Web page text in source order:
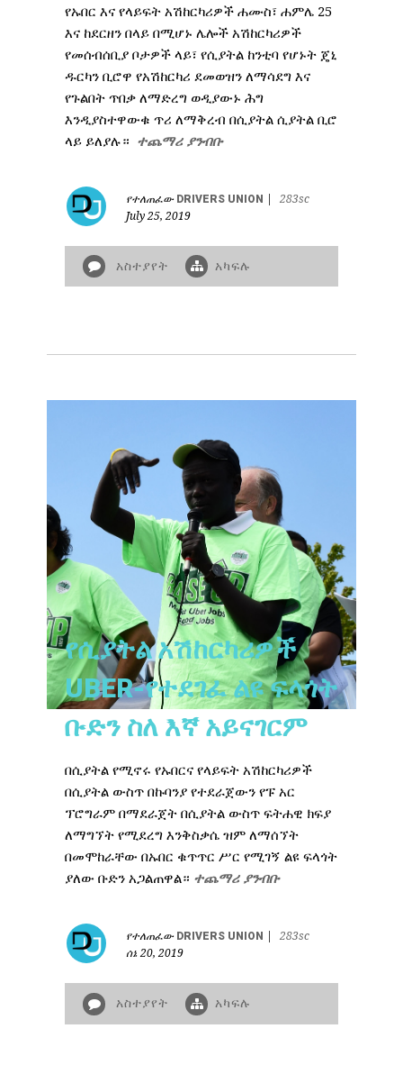
የኡበር እና የላይፍት አሽከርካሪዎች ሐሙስ፣ ሐምሌ 25
እና ከደርዘን በላይ በሚሆኑ ሌሎች አሽከርካሪዎች
የመሰብሰቢያ ቦታዎች ላይ፣ የሲያትል ከንቲባ የሆኑት ጄኒ
ዱርካን ቢሮዋ የአሽከርካሪ ደመወዝን ለማሳደግ እና
የጉልበት ጥበቃ ለማድረግ ወዲያውኑ ሕግ
እንዲያስተዋውቁ ጥሪ ለማቅረብ በሲያትል ሲያትል ቢሮ
ላይ ይለያሉ። ተጨማሪ ያንብቡ
የተለጠፈው DRIVERS UNION
283sc
July 25, 2019
አስተያየት አካፍሉ
የሲያትል አሽከርካሪዎች
UBER-የተደገፈ ልዩ ፍላጎት
ቡድን ስለ እኛ አይናገርም
በሲያትል የሚኖሩ የኡበርና የላይፍት አሽከርካሪዎች
በሲያትል ውስጥ በኩባንያ የተደራጀውን የፑ አር
ፕሮግራም በማደራጀት በሲያትል ውስጥ ፍትሐዊ ክፍያ
ለማግኘት የሚደረግ እንቅስቃሴ ዝም ለማሰኘት
በመሞከራቸው በኡበር ቁጥጥር ሥር የሚገኝ ልዩ ፍላጎት
ያለው ቡድን አጋልጠዋል። ተጨማሪ ያንብቡ
የተለጠፈው DRIVERS UNION
283sc
ሰኔ 20, 2019
አስተያየት አካፍሉ